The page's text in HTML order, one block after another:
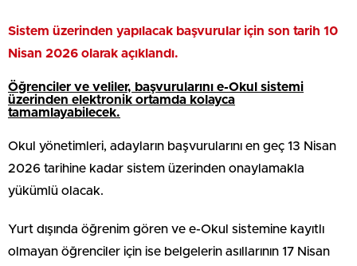
Sistem üzerinden yapılacak başvurular için son tarih 10
Nisan 2026 olarak açıklandı.
Öğrenciler ve veliler, başvurularını e-Okul sistemi
üzerinden elektronik ortamda kolayca
tamamlayabilecek.
Okul yönetimleri, adayların başvurularını en geç 13 Nisan
2026 tarihine kadar sistem üzerinden onaylamakla
yükümlü olacak.
Yurt dışında öğrenim gören ve e-Okul sistemine kayıtlı
olmayan öğrenciler için ise belgelerin asıllarının 17 Nisan